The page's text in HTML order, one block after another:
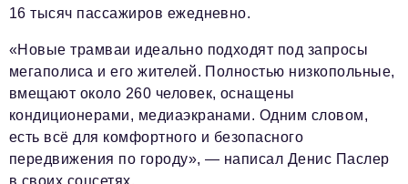
16 тысяч пассажиров ежедневно.
«Новые трамваи идеально подходят под запросы
мегаполиса и его жителей. Полностью низкопольные,
вмещают около 260 человек, оснащены
кондиционерами, медиаэкранами. Одним словом,
есть всё для комфортного и безопасного
передвижения по городу», — написал Денис Паслер
в своих соцсетях.